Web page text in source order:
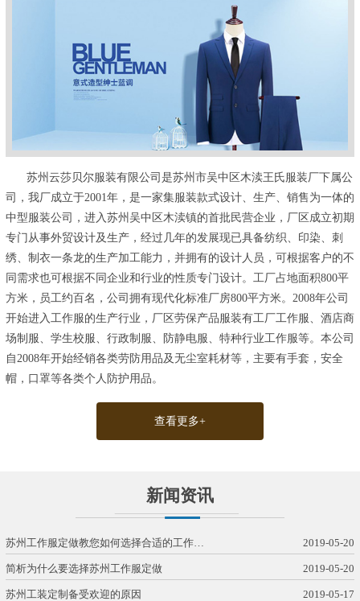
苏州云莎贝尔服装有限公司是苏州市吴中区木渎王氏服装厂下属公
司，我厂成立于2001年，是一家集服装款式设计、生产、销售为一体的
中型服装公司，进入苏州吴中区木渎镇的首批民营企业，厂区成立初期
专门从事外贸设计及生产，经过几年的发展现已具备纺织、印染、刺
绣、制衣一条龙的生产加工能力，并拥有的设计人员，可根据客户的不
同需求也可根据不同企业和行业的性质专门设计。工厂占地面积800平
方米，员工约百名，公司拥有现代化标准厂房800平方米。2008年公司
开始进入工作服的生产行业，厂区劳保产品服装有工厂工作服、酒店商
场制服、学生校服、行政制服、防静电服、特种行业工作服等。本公司
自2008年开始经销各类劳防用品及无尘室耗材等，主要有手套，安全
帽，口罩等各类个人防护用品。
查看更多+
新闻资讯
苏州工作服定做教您如何选择合适的工作… 2019-05-20
简析为什么要选择苏州工作服定做 2019-05-20
苏州工装定制备受欢迎的原因 2019-05-17